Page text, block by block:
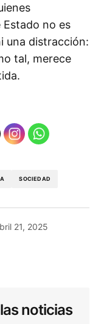
no es
una distracción:
tal, merece
SOCIEDAD
21, 2025
no será
están
noticias